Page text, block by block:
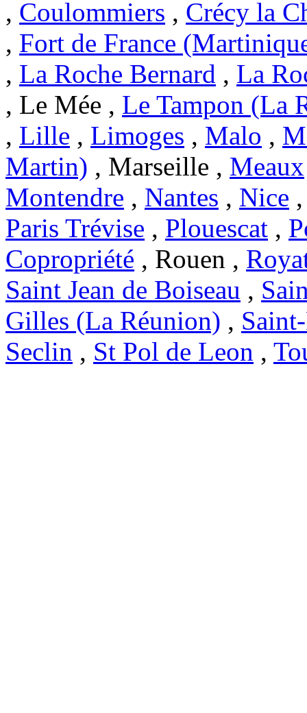
, Coulommiers , Crécy la
, Fort de France
, La Roche Bernard , La
, Le Mée , Le Tampon (La
, Lille , Limoges , Malo ,
Martin) , Marseille , Meaux
Montendre , Nantes , Nice
Paris Trévise , Plouescat ,
Copropriété , Rouen ,
Saint Jean de Boiseau ,
Gilles (La Réunion) ,
Seclin , St Pol de Leon ,